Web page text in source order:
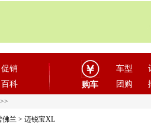
促销
百科 购车
车型
团购
佛兰 > 迈锐宝XL